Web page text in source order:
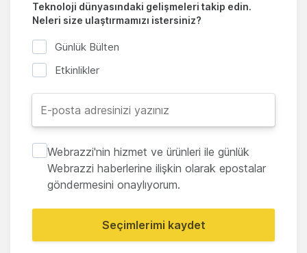
Teknoloji dünyasındaki gelişmeleri takip edin.
Neleri size ulaştırmamızı istersiniz?
Günlük Bülten
Etkinlikler
Webrazzi'nin hizmet ve ürünleri ile günlük
Webrazzi haberlerine ilişkin olarak epostalar
göndermesini onaylıyorum.
Seçimlerimi kaydet